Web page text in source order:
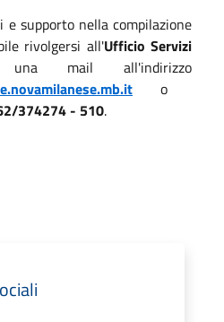
supporto nella compilazione
rivolgersi all'Ufficio Servizi
mail all'indirizzo
o
374274 - 510.